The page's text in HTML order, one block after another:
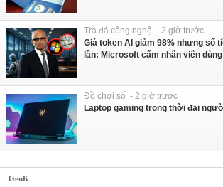
Trà đá công nghệ - 2 giờ trước
Giá token AI giảm 98% nhưng số
lần: Microsoft cấm nhân viên
Đồ chơi số - 2 giờ trước
Laptop gaming trong thời đại
GenK